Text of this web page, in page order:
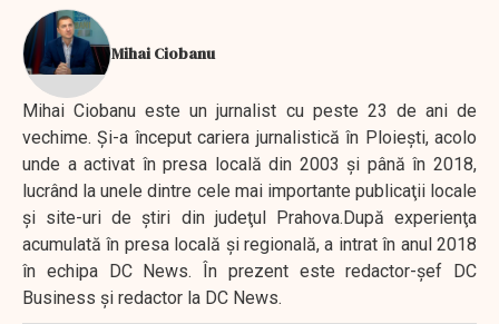
Mihai Ciobanu
Mihai Ciobanu este un jurnalist cu peste 23 de ani de
vechime. Şi-a început cariera jurnalistică în Ploieşti, acolo
unde a activat în presa locală din 2003 şi până în 2018,
lucrând la unele dintre cele mai importante publicaţii locale
şi site-uri de ştiri din judeţul Prahova.După experienţa
acumulată în presa locală şi regională, a intrat în anul 2018
în echipa DC News. În prezent este redactor-şef DC
Business şi redactor la DC News.